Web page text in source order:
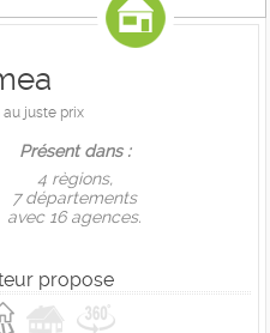
juste prix
Présent dans :
4 règions,
7 départements
avec 16 agences.
propose